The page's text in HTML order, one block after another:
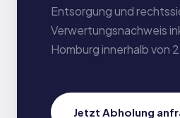
Entsorgung und
Verwertungsnachweis
Homburg innerhalb von
Jetzt Abholung